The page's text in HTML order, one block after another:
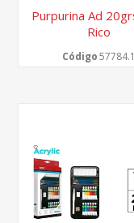
Purpurina Ad
Rico
Código57784.1